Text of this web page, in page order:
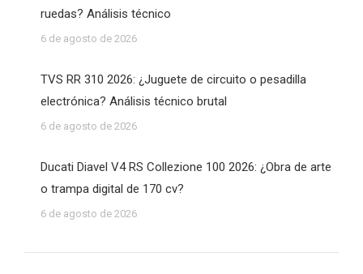
ruedas? Análisis técnico
6 de agosto de 2026
TVS RR 310 2026: ¿Juguete de circuito o pesadilla
electrónica? Análisis técnico brutal
6 de agosto de 2026
Ducati Diavel V4 RS Collezione 100 2026: ¿Obra de arte
o trampa digital de 170 cv?
6 de agosto de 2026